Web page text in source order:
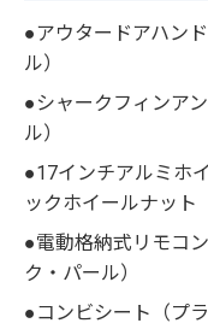
●アウタードアハン
ル）
●シャークフィンア
ル）
●17インチアルミホ
ックホイールナット
●電動格納式リモコ
ク・パール）
●コンビシート（プ